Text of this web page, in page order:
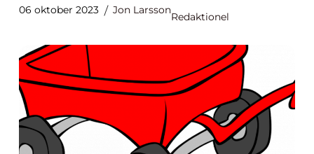
06 oktober 2023 Jon Larsson
Redaktionel